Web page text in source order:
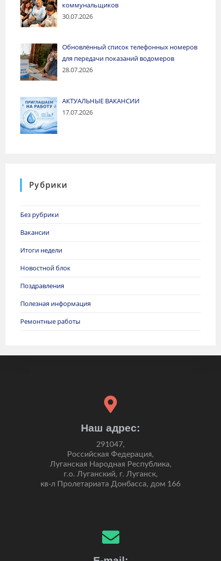
коммунальщиков
30.07.2026
Обновлённый список телефонных номеров
для передачи показаний водомеров
28.07.2026
АКТУАЛЬНЫЕ ВАКАНСИИ
17.07.2026
Рубрики
Без рубрики
Вакансии
Итоги недели
Новостной блок
Поздравления
Полезная информация
Ремонтные работы
Наш адрес:
291047,
Российская Федерация,
Луганская Народная Республика,
г.о. Луганский, г. Луганск,
кв-л Пролетариата Донбасса, дом 166